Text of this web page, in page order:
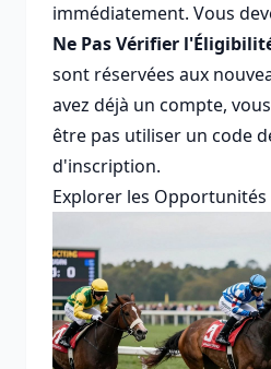
immédiatement. Vous
Ne Pas Vérifier
sont réservées aux
avez déjà un compte,
être pas utiliser un code
d'inscription.
Explorer les Opportunités